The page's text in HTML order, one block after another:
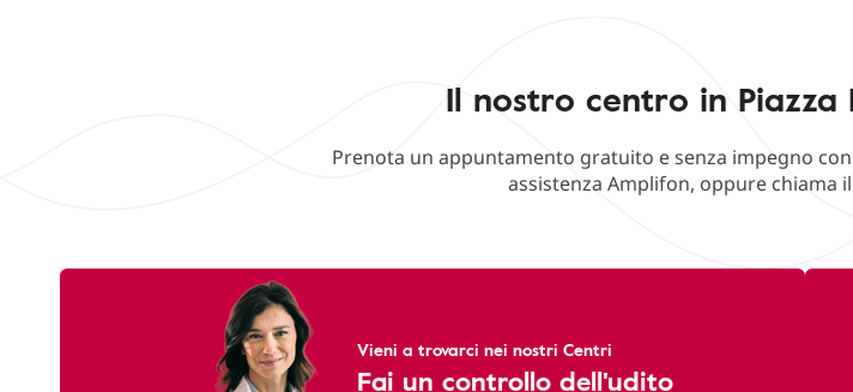
Il nostro centro in Piazza
Prenota un appuntamento gratuito e senza impegno
assistenza Amplifon, oppure chiama
Vieni a trovarci nei nostri Centri
Fai un controllo dell'udito